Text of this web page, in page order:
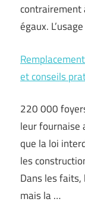
contrairement
égaux.
et conseils
220 000
leur fournaise
que la loi
les
Dans les
mais la …